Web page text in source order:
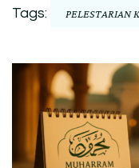
Tags: PELESTARIAN
Post